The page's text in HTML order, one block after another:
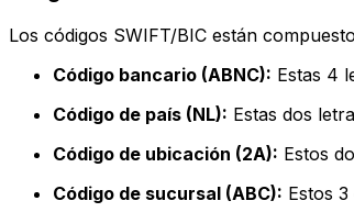
Los códigos SWIFT/BIC están
Código bancario (ABNC): Estas 4
Código de país (NL): Estas dos
Código de ubicación (2A): Estos
Código de sucursal (ABC): Estos